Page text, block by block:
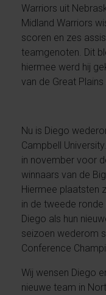
Warriors uit
Midland Warriors
scoren en zes
teamgenoten. Dit
hiermee werd hij
van de Great
Nu is Diego
Campbell
in november voor
winnaars van de
Hiermee plaatsten
in de tweede
Diego als hun
seizoen wederom
Conference
Wij wensen Diego
nieuwe team in